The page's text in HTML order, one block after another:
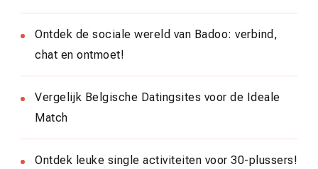
Ontdek de sociale wereld van Badoo: verbind,
chat en ontmoet!
Vergelijk Belgische Datingsites voor de Ideale
Match
Ontdek leuke single activiteiten voor 30-plussers!